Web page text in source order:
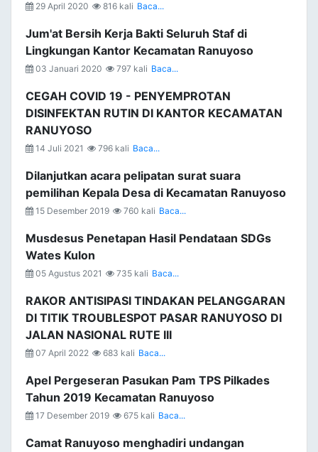
29 April 2020 816 kali Baca...
Jum'at Bersih Kerja Bakti Seluruh Staf di
Lingkungan Kantor Kecamatan Ranuyoso
03 Januari 2020 797 kali Baca...
CEGAH COVID 19 - PENYEMPROTAN
DISINFEKTAN RUTIN DI KANTOR KECAMATAN
RANUYOSO
14 Juli 2021 796 kali Baca...
Dilanjutkan acara pelipatan surat suara
pemilihan Kepala Desa di Kecamatan Ranuyoso
15 Desember 2019 760 kali Baca...
Musdesus Penetapan Hasil Pendataan SDGs
Wates Kulon
05 Agustus 2021 735 kali Baca...
RAKOR ANTISIPASI TINDAKAN PELANGGARAN
DI TITIK TROUBLESPOT PASAR RANUYOSO DI
JALAN NASIONAL RUTE III
07 April 2022 683 kali Baca...
Apel Pergeseran Pasukan Pam TPS Pilkades
Tahun 2019 Kecamatan Ranuyoso
17 Desember 2019 675 kali Baca...
Camat Ranuyoso menghadiri undangan